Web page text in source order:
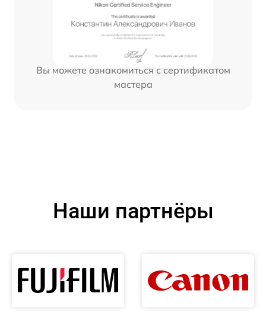
Вы можете ознакомиться с сертификатом
мастера
Наши партнёры